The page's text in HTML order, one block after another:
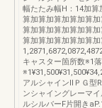
幅たたみ幅H：14加
算加算加算加算加算
算加算加算加算加算
算加算加算加算加算
キャスター箇所数※1
アルシャインⅡＰＧ型
ンシャイングレーマ
ルシルバーF片開き